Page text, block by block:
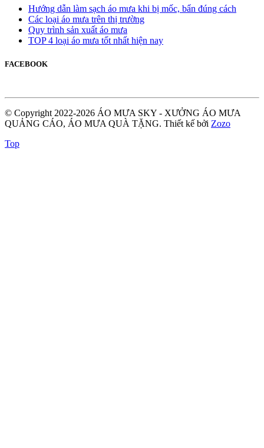
Hướng dẫn làm sạch áo mưa khi bị mốc, bẩn đúng cách
Các loại áo mưa trên thị trường
Quy trình sản xuất áo mưa
TOP 4 loại áo mưa tốt nhất hiện nay
FACEBOOK
© Copyright 2022-2026 ÁO MƯA SKY - XƯỞNG ÁO MƯA
QUẢNG CÁO, ÁO MƯA QUÀ TẶNG. Thiết kế bởi Zozo
Top